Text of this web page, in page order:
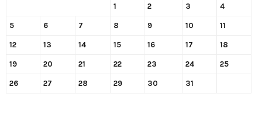
1 2 3 4
5 6 7 8 9 10 11
12 13 14 15 16 17 18
19 20 21 22 23 24 25
26 27 28 29 30 31